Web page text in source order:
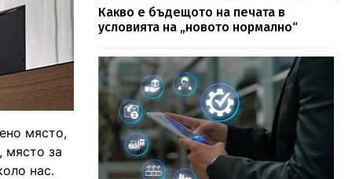
място,
място за
нас.
Какво е бъдещото на печата в
условията на „новото нормално“